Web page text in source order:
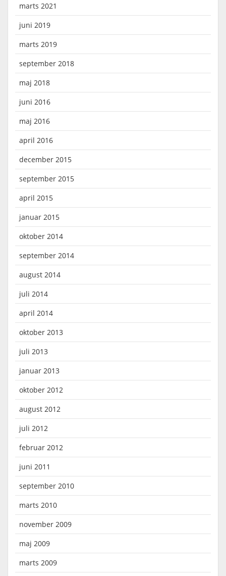
marts 2021
juni 2019
marts 2019
september 2018
maj 2018
juni 2016
maj 2016
april 2016
december 2015
september 2015
april 2015
januar 2015
oktober 2014
september 2014
august 2014
juli 2014
april 2014
oktober 2013
juli 2013
januar 2013
oktober 2012
august 2012
juli 2012
februar 2012
juni 2011
september 2010
marts 2010
november 2009
maj 2009
marts 2009